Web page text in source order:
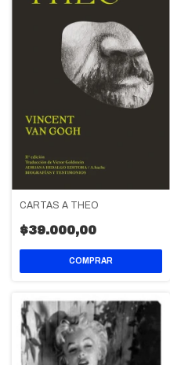
CARTAS A THEO
$39.000,00